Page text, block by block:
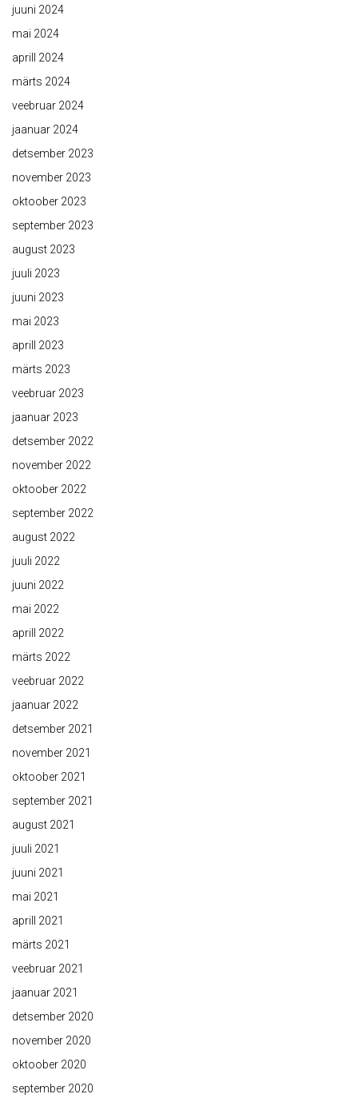
juuni 2024
mai 2024
aprill 2024
märts 2024
veebruar 2024
jaanuar 2024
detsember 2023
november 2023
oktoober 2023
september 2023
august 2023
juuli 2023
juuni 2023
mai 2023
aprill 2023
märts 2023
veebruar 2023
jaanuar 2023
detsember 2022
november 2022
oktoober 2022
september 2022
august 2022
juuli 2022
juuni 2022
mai 2022
aprill 2022
märts 2022
veebruar 2022
jaanuar 2022
detsember 2021
november 2021
oktoober 2021
september 2021
august 2021
juuli 2021
juuni 2021
mai 2021
aprill 2021
märts 2021
veebruar 2021
jaanuar 2021
detsember 2020
november 2020
oktoober 2020
september 2020